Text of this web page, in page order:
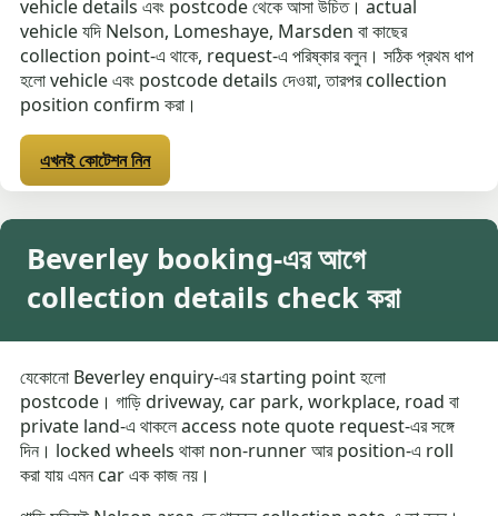
vehicle details এবং postcode থেকে আসা উচিত। actual
vehicle যদি Nelson, Lomeshaye, Marsden বা কাছের
collection point-এ থাকে, request-এ পরিষ্কার বলুন। সঠিক প্রথম ধাপ
হলো vehicle এবং postcode details দেওয়া, তারপর collection
position confirm করা।
এখনই কোটেশন নিন
Beverley booking-এর আগে
collection details check করা
যেকোনো Beverley enquiry-এর starting point হলো
postcode। গাড়ি driveway, car park, workplace, road বা
private land-এ থাকলে access note quote request-এর সঙ্গে
দিন। locked wheels থাকা non-runner আর position-এ roll
করা যায় এমন car এক কাজ নয়।